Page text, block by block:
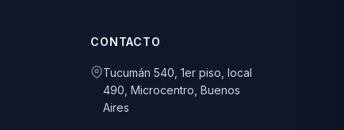
CONTACTO
Tucumán 540, 1er piso, local
490, Microcentro, Buenos
Aires